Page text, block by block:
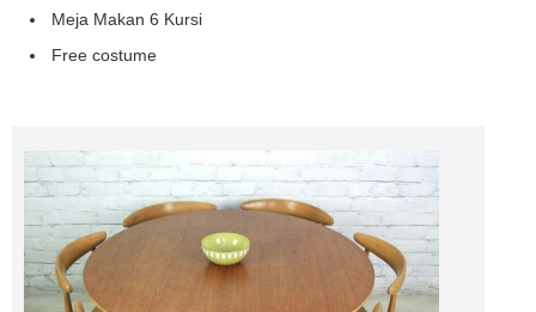
Meja Makan 6 Kursi
Free costume